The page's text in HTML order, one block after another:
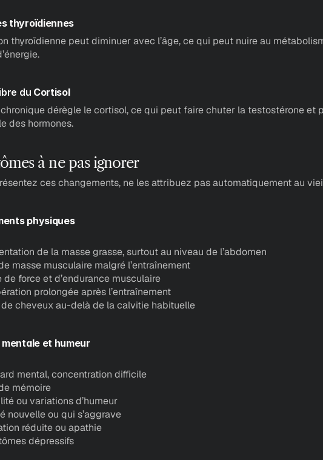
thyroïdiennes
thyroïdienne peut diminuer avec l’âge, ce qui peut nuire au
du Cortisol
chronique dérègle le cortisol, ce qui peut faire chuter la testostérone et
des hormones.
à ne pas ignorer
ces changements, ne les attribuez pas automatiquement au
physiques
de la masse grasse, surtout au niveau de l’abdomen
masse musculaire malgré l’entraînement
de force et d’endurance musculaire
prolongée après l’entraînement
cheveux au-delà de la calvitie habituelle
et humeur
mental, concentration difficile
mémoire
ou variations d’humeur
nouvelle ou qui s’aggrave
réduite ou apathie
dépressifs